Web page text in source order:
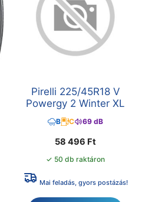
Pirelli 225/45R18 V
Powergy 2 Winter XL
B C 69 dB
58 496 Ft
✓ 50 db raktáron
Mai feladás, gyors postázás!